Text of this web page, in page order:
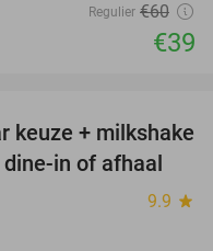
Regulier €60
€39
50%
keuze + milkshake
in of afhaal
9.9 star